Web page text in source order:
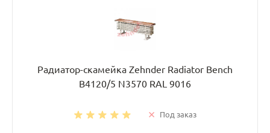
Радиатор-скамейка Zehnder Radiator Bench
B4120/5 N3570 RAL 9016
Под заказ